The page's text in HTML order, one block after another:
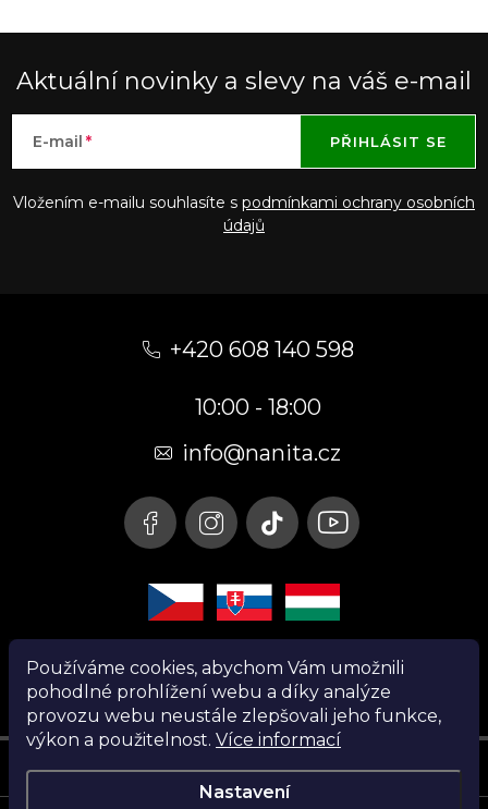
Používáme cookies, abychom Vám umožnili
pohodlné prohlížení webu a díky analýze
provozu webu neustále zlepšovali jeho funkce,
výkon a použitelnost. Více informací
Nastavení
Aktuální novinky a slevy na váš e-mail
E-mail
Vložením e-mailu souhlasíte s podmínkami ochrany osobních
údajů
PŘIHLÁSIT SE
+420 608 140 598
10:00 - 18:00
info@nanita.cz
Instagram